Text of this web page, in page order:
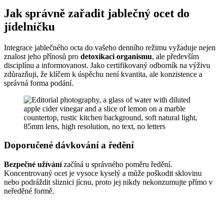
Jak správně zařadit jablečný ocet do
jídelníčku
Integrace jablečného octa do vašeho denního režimu vyžaduje nejen
znalost jeho přínosů pro detoxikaci organismu, ale především
disciplínu a informovanost. Jako certifikovaný odborník na výživu
zdůrazňuji, že klíčem k úspěchu není kvantita, ale konzistence a
správná forma podání.
Doporučené dávkování a ředění
Bezpečné užívánízačíná u správného poměru ředění.
Koncentrovaný ocet je vysoce kyselý a může poškodit sklovinu
nebo podráždit sliznici jícnu, proto jej nikdy nekonzumujte přímo v
neředěné formě.